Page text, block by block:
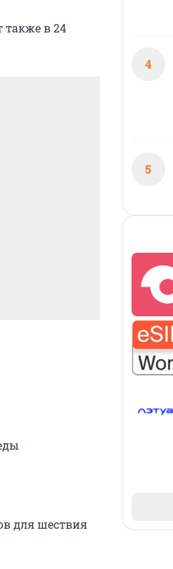
в 24
для шествия
4
5